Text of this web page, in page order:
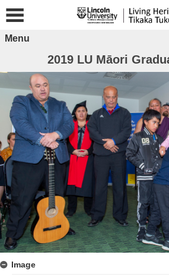
Menu
2019 LU Māori
Image